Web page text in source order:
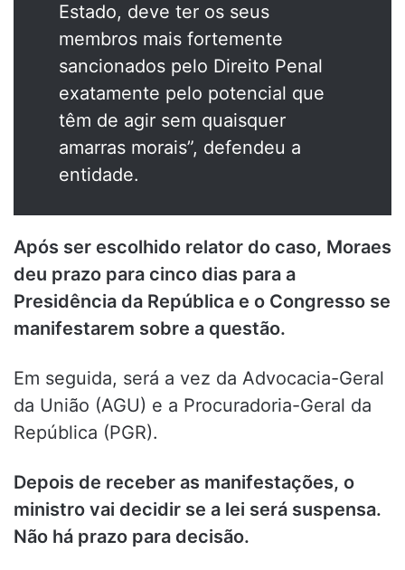
Estado, deve ter os seus
membros mais fortemente
sancionados pelo Direito Penal
exatamente pelo potencial que
têm de agir sem quaisquer
amarras morais”, defendeu a
entidade.
Após ser escolhido relator do caso, Moraes
deu prazo para cinco dias para a
Presidência da República e o Congresso se
manifestarem sobre a questão.
Em seguida, será a vez da Advocacia-Geral
da União (AGU) e a Procuradoria-Geral da
República (PGR).
Depois de receber as manifestações, o
ministro vai decidir se a lei será suspensa.
Não há prazo para decisão.